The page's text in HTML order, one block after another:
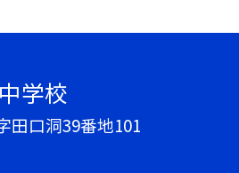
学校
田口洞39番地101